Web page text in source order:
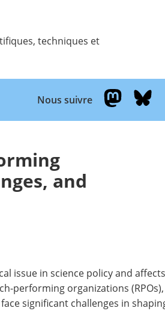
techniques et
Nous suivre
and
issue in science policy and
performing organizations
significant challenges in